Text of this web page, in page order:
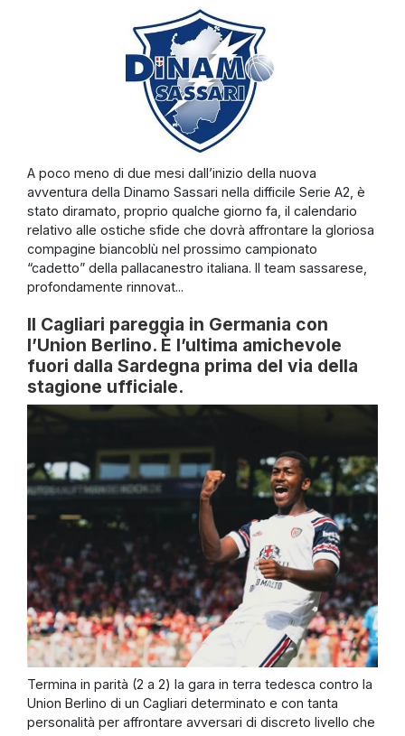
A poco meno di due mesi dall’inizio della nuova
avventura della Dinamo Sassari nella difficile Serie A2, è
stato diramato, proprio qualche giorno fa, il calendario
relativo alle ostiche sfide che dovrà affrontare la gloriosa
compagine biancoblù nel prossimo campionato
“cadetto” della pallacanestro italiana. Il team sassarese,
profondamente rinnovat...
Il Cagliari pareggia in Germania con
l’Union Berlino. È l’ultima amichevole
fuori dalla Sardegna prima del via della
stagione ufficiale.
Termina in parità (2 a 2) la gara in terra tedesca contro la
Union Berlino di un Cagliari determinato e con tanta
personalità per affrontare avversari di discreto livello che